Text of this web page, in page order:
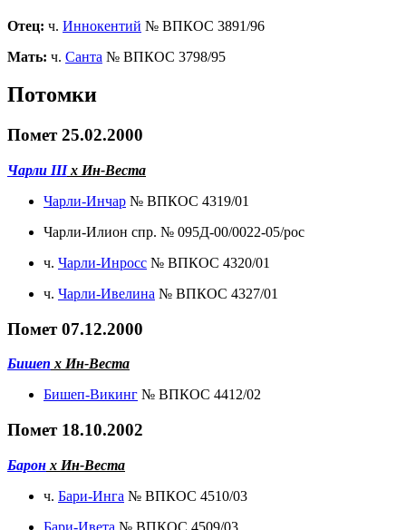
Отец: ч. Иннокентий № ВПКОС 3891/96
Мать: ч. Санта № ВПКОС 3798/95
Потомки
Помет 25.02.2000
Чарли IIIх Ин-Веста
Чарли-Инчар № ВПКОС 4319/01
Чарли-Илион спр. № 095Д-00/0022-05/рос
ч. Чарли-Инросс № ВПКОС 4320/01
ч. Чарли-Ивелина № ВПКОС 4327/01
Помет 07.12.2000
Бишеп х Ин-Веста
Бишеп-Викинг № ВПКОС 4412/02
Помет 18.10.2002
Барон х Ин-Веста
ч. Бари-Инга № ВПКОС 4510/03
Бари-Ивета № ВПКОС 4509/03